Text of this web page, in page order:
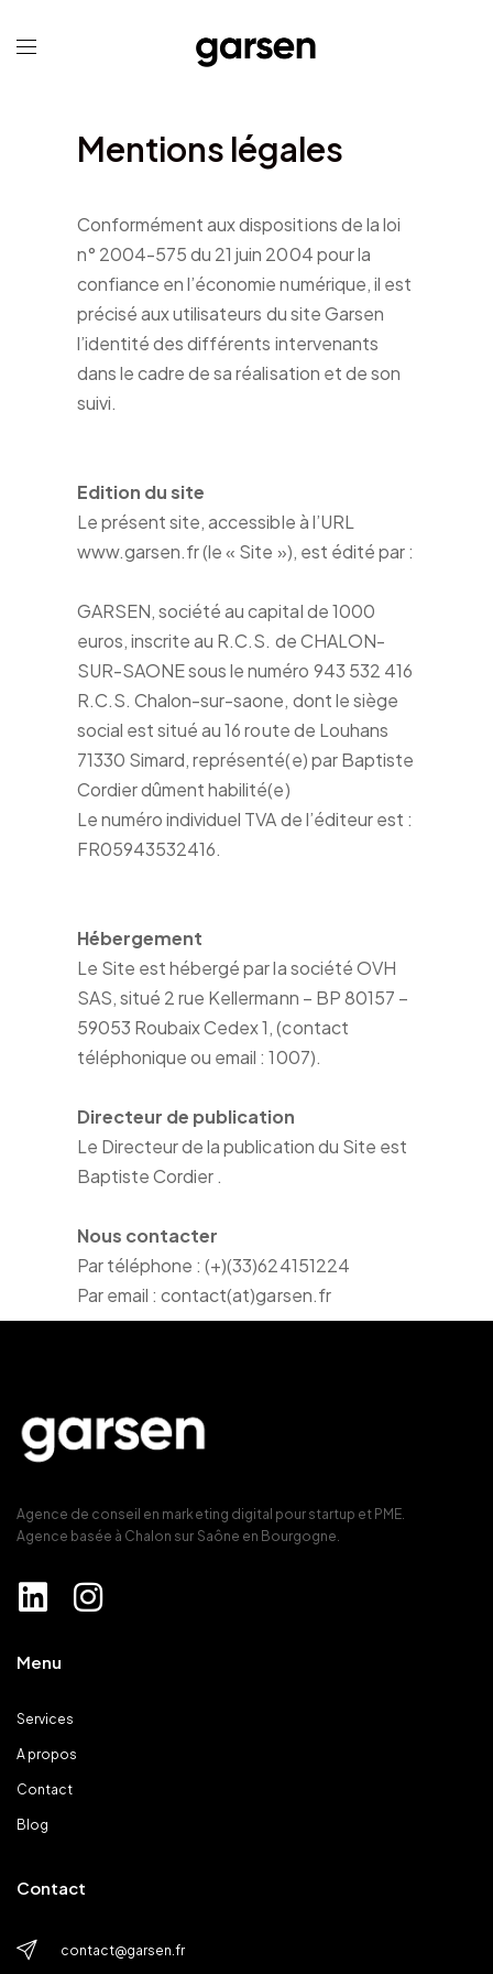
Mentions légales
Conformément aux dispositions de la loi
n° 2004-575 du 21 juin 2004 pour la
confiance en l’économie numérique, il est
précisé aux utilisateurs du site Garsen
l’identité des différents intervenants
dans le cadre de sa réalisation et de son
suivi.
Edition du site
Le présent site, accessible à l’URL
www.garsen.fr (le « Site »), est édité par :
GARSEN, société au capital de 1000
euros, inscrite au R.C.S. de CHALON-
SUR-SAONE sous le numéro 943 532 416
R.C.S. Chalon-sur-saone, dont le siège
social est situé au 16 route de Louhans
71330 Simard, représenté(e) par Baptiste
Cordier dûment habilité(e)
Le numéro individuel TVA de l’éditeur est :
FR05943532416.
Hébergement
Le Site est hébergé par la société OVH
SAS, situé 2 rue Kellermann – BP 80157 –
59053 Roubaix Cedex 1, (contact
téléphonique ou email : 1007).
Directeur de publication
Le Directeur de la publication du Site est
Baptiste Cordier .
Nous contacter
Par téléphone : (+)(33)624151224
Par email : contact(at)garsen.fr
Agence de conseil en marketing digital pour startup et PME.
Agence basée à Chalon sur Saône en Bourgogne.
Menu
Services
A propos
Contact
Blog
Contact
contact@garsen.fr